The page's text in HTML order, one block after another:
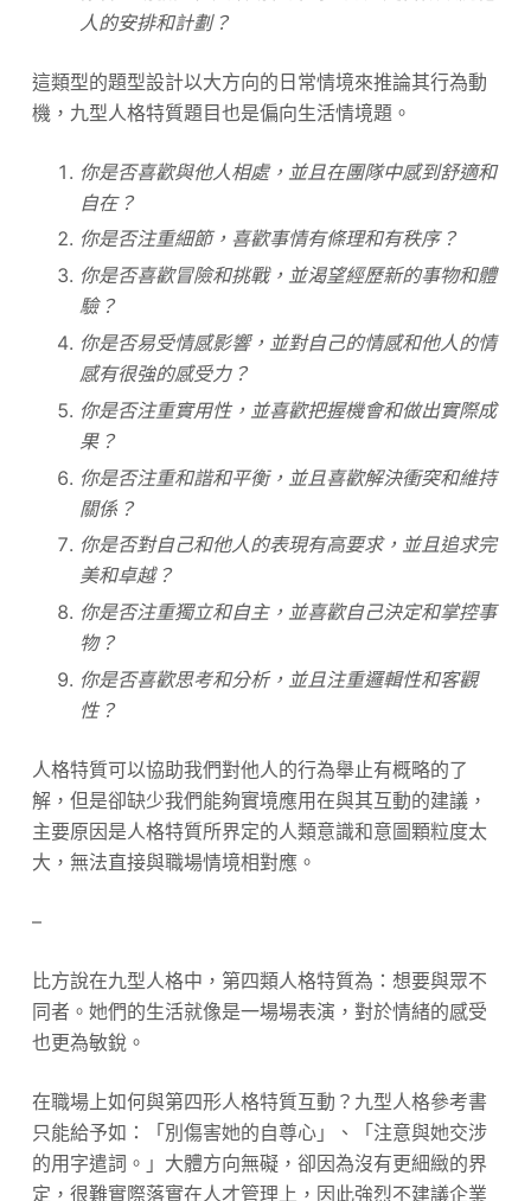
人的安排和計劃？
這類型的題型設計以大方向的日常情境來推論其行為動
機，九型人格特質題目也是偏向生活情境題。
你是否喜歡與他人相處，並且在團隊中感到舒適和
自在？
你是否注重細節，喜歡事情有條理和有秩序？
你是否喜歡冒險和挑戰，並渴望經歷新的事物和體
驗？
你是否易受情感影響，並對自己的情感和他人的情
感有很強的感受力？
你是否注重實用性，並喜歡把握機會和做出實際成
果？
你是否注重和諧和平衡，並且喜歡解決衝突和維持
關係？
你是否對自己和他人的表現有高要求，並且追求完
美和卓越？
你是否注重獨立和自主，並喜歡自己決定和掌控事
物？
你是否喜歡思考和分析，並且注重邏輯性和客觀
性？
人格特質可以協助我們對他人的行為舉止有概略的了
解，但是卻缺少我們能夠實境應用在與其互動的建議，
主要原因是人格特質所界定的人類意識和意圖顆粒度太
大，無法直接與職場情境相對應。
–
比方說在九型人格中，第四類人格特質為：想要與眾不
同者。她們的生活就像是一場場表演，對於情緒的感受
也更為敏銳。
在職場上如何與第四形人格特質互動？九型人格參考書
只能給予如：「別傷害她的自尊心」、「注意與她交涉
的用字遣詞。」大體方向無礙，卻因為沒有更細緻的界
定，很難實際落實在人才管理上，因此強烈不建議企業